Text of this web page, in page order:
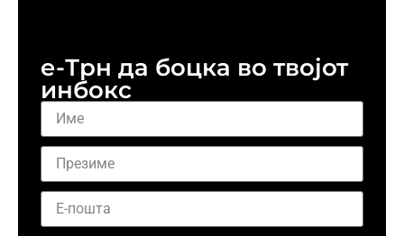
е-Трн да боцка во твојот
инбокс